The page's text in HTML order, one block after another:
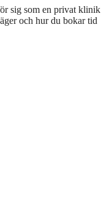
sig som en privat klinik
och hur du bokar tid